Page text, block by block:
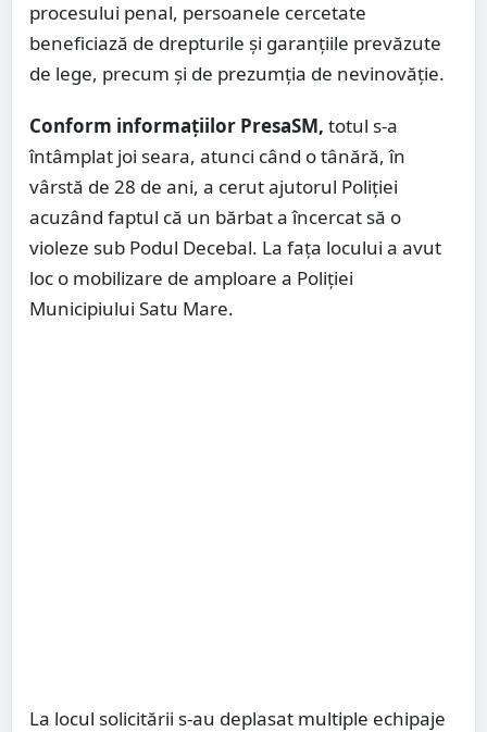
procesului penal, persoanele cercetate
beneficiază de drepturile și garanțiile prevăzute
de lege, precum și de prezumția de nevinovăție.
Conform informațiilor PresaSM, totul s-a
întâmplat joi seara, atunci când o tânără, în
vârstă de 28 de ani, a cerut ajutorul Poliției
acuzând faptul că un bărbat a încercat să o
violeze sub Podul Decebal. La fața locului a avut
loc o mobilizare de amploare a Poliției
Municipiului Satu Mare.
La locul solicitării s-au deplasat multiple echipaje